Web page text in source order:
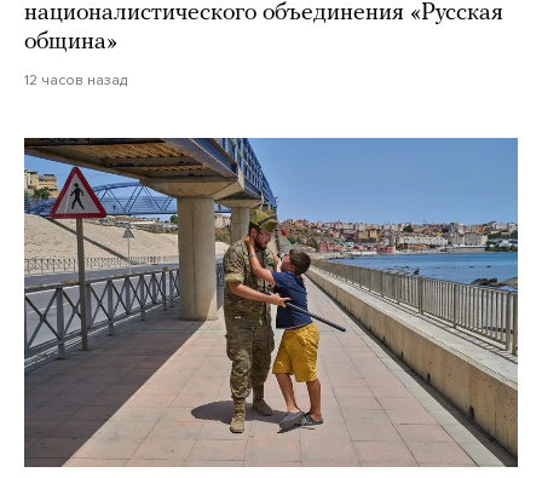
националистического объединения «Русская
община»
12 часов назад